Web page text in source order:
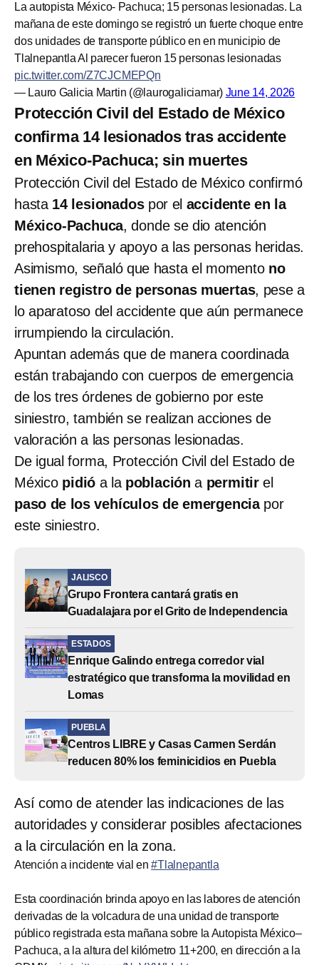
La autopista México- Pachuca; 15 personas lesionadas. La
mañana de este domingo se registró un fuerte choque entre
dos unidades de transporte público en en municipio de
Tlalnepantla Al parecer fueron 15 personas lesionadas
pic.twitter.com/Z7CJCMEPQn
— Lauro Galicia Martin (@laurogaliciamar) June 14, 2026
Protección Civil del Estado de México
confirma 14 lesionados tras accidente
en México-Pachuca; sin muertes
Protección Civil del Estado de México confirmó
hasta 14 lesionadospor el accidente en la
México-Pachuca, donde se dio atención
prehospitalaria y apoyo a las personas heridas.
Asimismo, señaló que hasta el momento no
tienen registro de personas muertas, pese a
lo aparatoso del accidente que aún permanece
irrumpiendo la circulación.
Apuntan además que de manera coordinada
están trabajando con cuerpos de emergencia
de los tres órdenes de gobierno por este
siniestro, también se realizan acciones de
valoración a las personas lesionadas.
De igual forma, Protección Civil del Estado de
México pidió a la poblacióna permitirel
paso de los vehículos de emergenciapor
este siniestro.
JALISCO
Grupo Frontera cantará gratis en
Guadalajara por el Grito de Independencia
ESTADOS
Enrique Galindo entrega corredor vial
estratégico que transforma la movilidad en
Lomas
PUEBLA
Centros LIBRE y Casas Carmen Serdán
reducen 80% los feminicidios en Puebla
Así como de atender las indicaciones de las
autoridades y considerar posibles afectaciones
a la circulación en la zona.
Atención a incidente vial en#Tlalnepantla
Esta coordinación brinda apoyo en las labores de atención
derivadas de la volcadura de una unidad de transporte
público registrada esta mañana sobre la Autopista México–
Pachuca, a la altura del kilómetro 11+200, en dirección a la